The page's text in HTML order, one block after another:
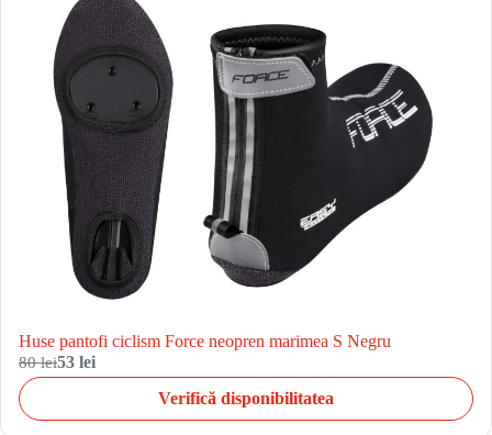
Huse pantofi ciclism Force neopren marimea S Negru
80 lei53 lei
Verifică disponibilitatea